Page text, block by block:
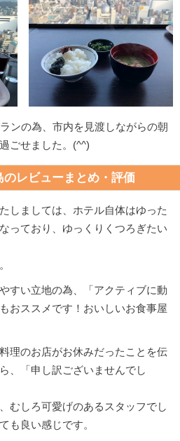
ンの為、市内を見渡しながらの朝
ごせました。(^^)
レビューまとめ・評価
しましては、ホテル自体はゆった
っており、ゆっくりくつろぎたい
すい立地の為、「アクティブに動
おススメです！おいしいお食事屋
理のお店がお休みだったことを伝
、「申し訳ございませんでし
むしろ可愛げのあるスタッフでし
も良い感じです。